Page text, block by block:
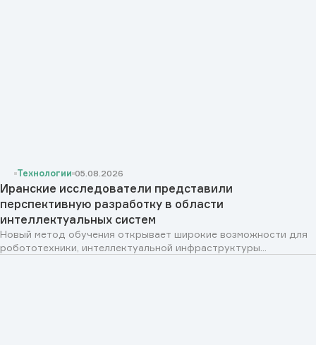
Технологии 05.08.2026
Иранские исследователи представили
перспективную разработку в области
интеллектуальных систем
Новый метод обучения открывает широкие возможности для
робототехники, интеллектуальной инфраструктуры...